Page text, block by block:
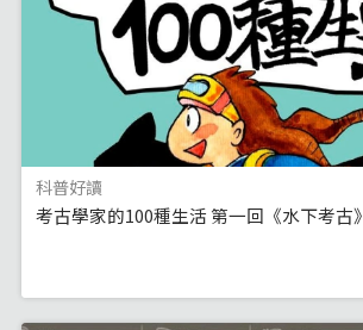
科普好讀
考古學家的100種生活 第一回《水下考古》